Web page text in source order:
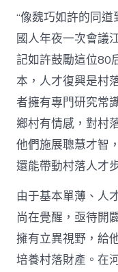
“像魏巧如許的同
國人年夜一次會議
記如許鼓勵這位80
本，人才復興是村
者擁有專門研究常
鄉村有情感，對村
他們施展聰慧才智
還能帶動村落人才
由于基本單薄、人
尚在覺醒，亟待開
擁有立異視野，給
培養村落財產。在